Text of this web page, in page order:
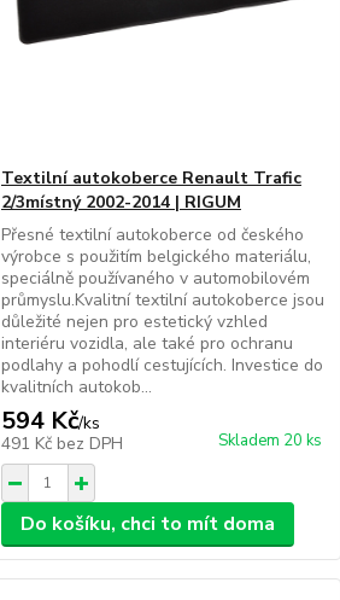
Textilní autokoberce Renault Trafic
2/3místný 2002-2014 | RIGUM
Přesné textilní autokoberce od českého
výrobce s použitím belgického materiálu,
speciálně používaného v automobilovém
průmyslu.Kvalitní textilní autokoberce jsou
důležité nejen pro estetický vzhled
interiéru vozidla, ale také pro ochranu
podlahy a pohodlí cestujících. Investice do
kvalitních autokob...
594 Kč/ks
491 Kč bez DPH Skladem 20 ks
Do košíku, chci to mít doma